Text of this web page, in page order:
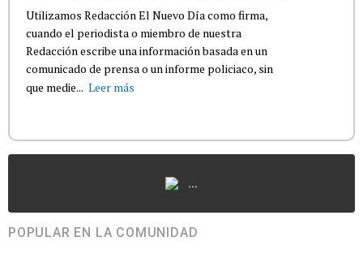
Utilizamos Redacción El Nuevo Día como firma,
cuando el periodista o miembro de nuestra
Redacción escribe una información basada en un
comunicado de prensa o un informe policiaco, sin
que medie... Leer más
...
POPULAR EN LA COMUNIDAD